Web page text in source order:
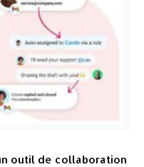
outil de collaboration